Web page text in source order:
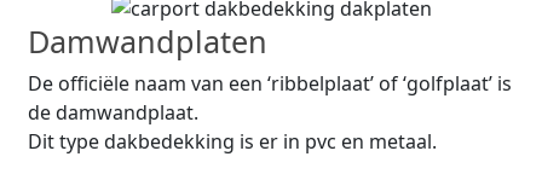
Damwandplaten
De officiële naam van een ‘ribbelplaat’ of ‘golfplaat’ is
de damwandplaat.
Dit type dakbedekking is er in pvc en metaal.